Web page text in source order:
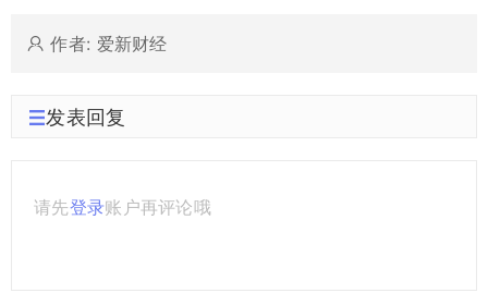
作者: 爱新财经
发表回复
请先登录账户再评论哦